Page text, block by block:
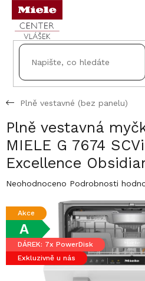
Přejít
obsah
Plně vestavné (bez panelu)
Plně vestavná
MIELE G 7674
Excellence
Průměrné
produktu
z
5
hvězdiček.
Neohodnoceno Podrobnosti
Akce
A
DÁREK: 7x PowerDisk
Exkluzivně u nás